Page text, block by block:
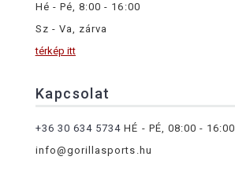
Hé - Pé, 8:00 - 16:00
Sz - Va, zárva
térkép itt
Kapcsolat
+36 30 634 5734 HÉ - PÉ, 08:00 - 16:00
info@gorillasports.hu